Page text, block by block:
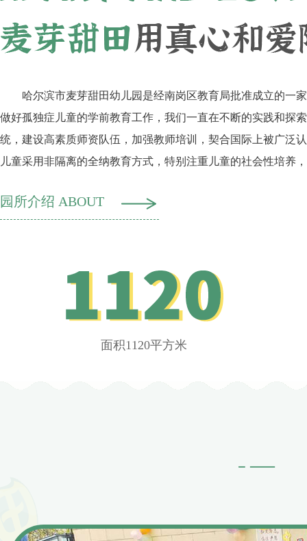
哈尔滨市麦芽甜田幼儿园是经南岗区教育局批准成立的一
做好孤独症儿童的学前教育工作，我们一直在不断的实践和探
统，建设高素质师资队伍，加强教师培训，契合国际上被广泛
儿童采用非隔离的全纳教育方式，特别注重儿童的社会性培养
课等专业训练方式，帮助幼儿提高融合能力，尽快适应班级环
园所介绍 ABOUT
面积1120平方米